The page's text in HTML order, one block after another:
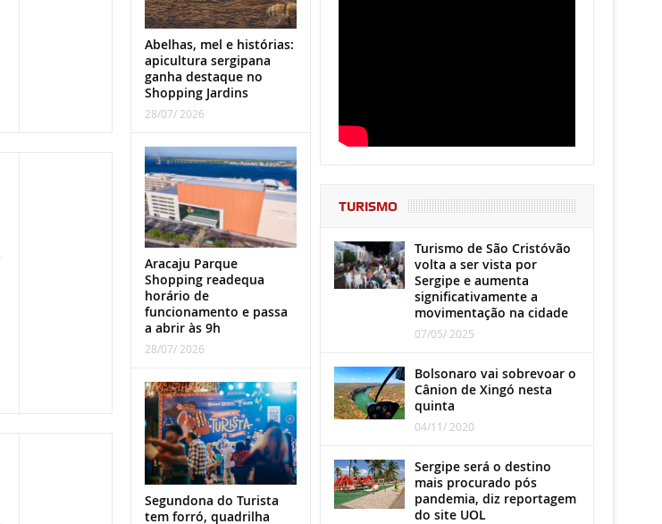
Abelhas, mel e histórias:
apicultura sergipana
ganha destaque no
Shopping Jardins
28/07/ 2026
Aracaju Parque
Shopping readequa
horário de
funcionamento e passa
a abrir às 9h
28/07/ 2026
Segundona do Turista
tem forró, quadrilha
TURISMO
Turismo de São Cristóvão
volta a ser vista por
Sergipe e aumenta
significativamente a
movimentação na cidade
07/05/ 2025
Bolsonaro vai sobrevoar o
Cânion de Xingó nesta
quinta
04/11/ 2020
Sergipe será o destino
mais procurado pós
pandemia, diz reportagem
do site UOL